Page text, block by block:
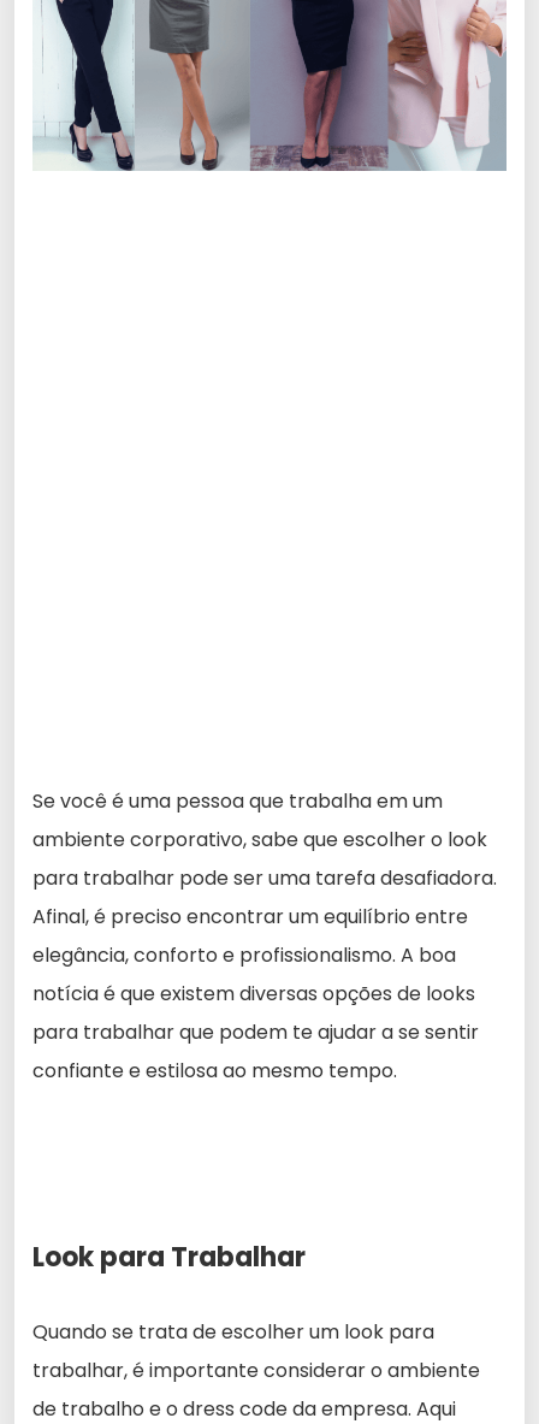
Se você é uma pessoa que trabalha em um
ambiente corporativo, sabe que escolher o look
para trabalhar pode ser uma tarefa desafiadora.
Afinal, é preciso encontrar um equilíbrio entre
elegância, conforto e profissionalismo. A boa
notícia é que existem diversas opções de looks
para trabalhar que podem te ajudar a se sentir
confiante e estilosa ao mesmo tempo.
Look para Trabalhar
Quando se trata de escolher um look para
trabalhar, é importante considerar o ambiente
de trabalho e o dress code da empresa. Aqui